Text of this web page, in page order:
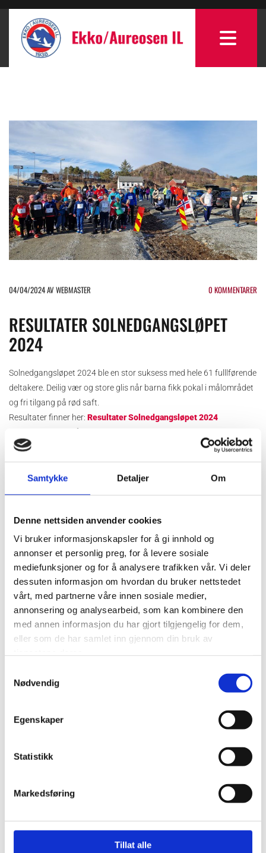
Samtykke Detaljer Om
Denne nettsiden anvender cookies
Vi bruker informasjonskapsler for å gi innhold og
annonser et personlig preg, for å levere sosiale
mediefunksjoner og for å analysere trafikken vår. Vi deler
dessuten informasjon om hvordan du bruker nettstedet
vårt, med partnerne våre innen sosiale medier,
annonsering og analysearbeid, som kan kombinere den
med annen informasjon du har gjort tilgjengelig for dem,
eller som de har samlet inn gjennom din bruk av
Nødvendig
Egenskaper
Statistikk
Markedsføring
Tillat alle
04/04/2024AV WEBMASTER 0 KOMMENTARER
RESULTATER SOLNEDGANGSLØPET
2024
Solnedgangsløpet 2024 ble en stor suksess med hele 61 fulllførende
deltakere. Deilig vær og store glis når barna fikk pokal i målområdet
og fri tilgang på rød saft.
Resultater finner her: Resultater Solnedgangsløpet 2024
løyperekorden satt til 12:43
Beste dame på 3km ble delt mellom Isabell Kristiansen og Helena
Bringsdal Valle med løyperekord på 19:00
0 Feed
SKRIV EN KOMMENTAR
Navn
Kommentar